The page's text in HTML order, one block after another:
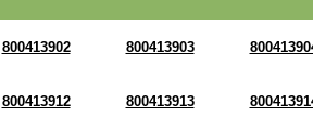
800413902 800413903
800413912 800413913